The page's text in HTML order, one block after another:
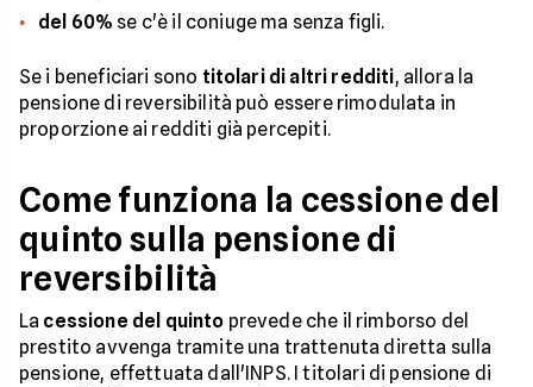
del 60% se c'è il coniuge ma senza figli.
Se i beneficiari sono titolari di altri redditi, allora la
pensione di reversibilità può essere rimodulata in
proporzione ai redditi già percepiti.
Come funziona la cessione del
quinto sulla pensione di
reversibilità
La cessione del quinto prevede che il rimborso del
prestito avvenga tramite una trattenuta diretta sulla
pensione, effettuata dall'INPS. I titolari di pensione di